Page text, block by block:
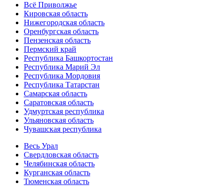
Всё Приволжье
Кировская область
Нижегородская область
Оренбургская область
Пензенская область
Пермский край
Республика Башкортостан
Республика Марий Эл
Республика Мордовия
Республика Татарстан
Самарская область
Саратовская область
Удмуртская республика
Ульяновская область
Чувашская республика
Весь Урал
Свердловская область
Челябинская область
Курганская область
Тюменская область